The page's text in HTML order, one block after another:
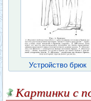
Устройство брюк
Картинки с